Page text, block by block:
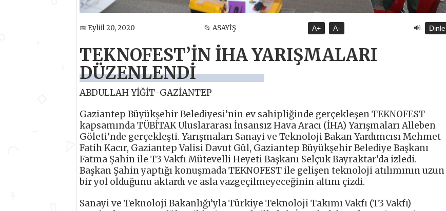
📅 Eylül 20, 2020 📂 ASAYİŞ A+ A- 🔊 Dinle
TEKNOFEST’İN İHA YARIŞMALARI
DÜZENLENDİ
ABDULLAH YİĞİT-GAZİANTEP
Gaziantep Büyükşehir Belediyesi’nin ev sahipliğinde gerçekleşen TEKNOFEST
kapsamında TÜBİTAK Uluslararası İnsansız Hava Aracı (İHA) Yarışmaları Alleben
Göleti’nde gerçekleşti. Yarışmaları Sanayi ve Teknoloji Bakan Yardımcısı Mehmet
Fatih Kacır, Gaziantep Valisi Davut Gül, Gaziantep Büyükşehir Belediye Başkanı
Fatma Şahin ile T3 Vakfı Mütevelli Heyeti Başkanı Selçuk Bayraktar’da izledi.
Başkan Şahin yaptığı konuşmada TEKNOFEST ile gelişen teknoloji atılımının uzun
bir yol olduğunu aktardı ve asla vazgeçilmeyeceğinin altını çizdi.
Sanayi ve Teknoloji Bakanlığı’yla Türkiye Teknoloji Takımı Vakfı (T3 Vakfı)